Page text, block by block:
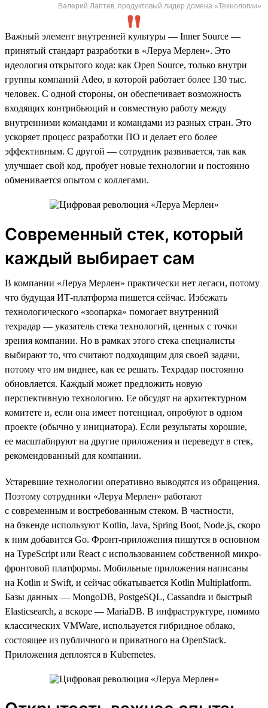
Валерий Лаптев, продуктовый лидер домена «Технологии»
Важный элемент внутренней культуры — Inner Source —
принятый стандарт разработки в «Леруа Мерлен». Это
идеология открытого кода: как Open Source, только внутри
группы компаний Adeo, в которой работает более 130 тыс.
человек. С одной стороны, он обеспечивает возможность
входящих контрибьюций и совместную работу между
внутренними командами и командами из разных стран. Это
ускоряет процесс разработки ПО и делает его более
эффективным. С другой — сотрудник развивается, так как
улучшает свой код, пробует новые технологии и постоянно
обменивается опытом с коллегами.
Современный стек, который
каждый выбирает сам
В компании «Леруа Мерлен» практически нет легаси, потому
что будущая ИТ-платформа пишется сейчас. Избежать
технологического «зоопарка» помогает внутренний
техрадар — указатель стека технологий, ценных с точки
зрения компании. Но в рамках этого стека специалисты
выбирают то, что считают подходящим для своей задачи,
потому что им виднее, как ее решать. Техрадар постоянно
обновляется. Каждый может предложить новую
перспективную технологию. Ее обсудят на архитектурном
комитете и, если она имеет потенциал, опробуют в одном
проекте (обычно у инициатора). Если результаты хорошие,
ее масштабируют на другие приложения и переведут в стек,
рекомендованный для компании.
Устаревшие технологии оперативно выводятся из обращения.
Поэтому сотрудники «Леруа Мерлен» работают
с современным и востребованным стеком. В частности,
на бэкенде используют Kotlin, Java, Spring Boot, Node.js, скоро
к ним добавится Go. Фронт-приложения пишутся в основном
на TypeScript или React с использованием собственной микро-
фронтовой платформы. Мобильные приложения написаны
на Kotlin и Swift, и сейчас обкатывается Kotlin Multiplatform.
Базы данных — MongoDB, PostgeSQL, Cassandra и быстрый
Elasticsearch, а вскоре — MariaDB. В инфраструктуре, помимо
классических VMWare, используется гибридное облако,
состоящее из публичного и приватного на OpenStack.
Приложения деплоятся в Kubernetes.